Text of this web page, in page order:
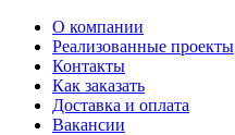
О компании
Реализованные проекты
Контакты
Как заказать
Доставка и оплата
Вакансии